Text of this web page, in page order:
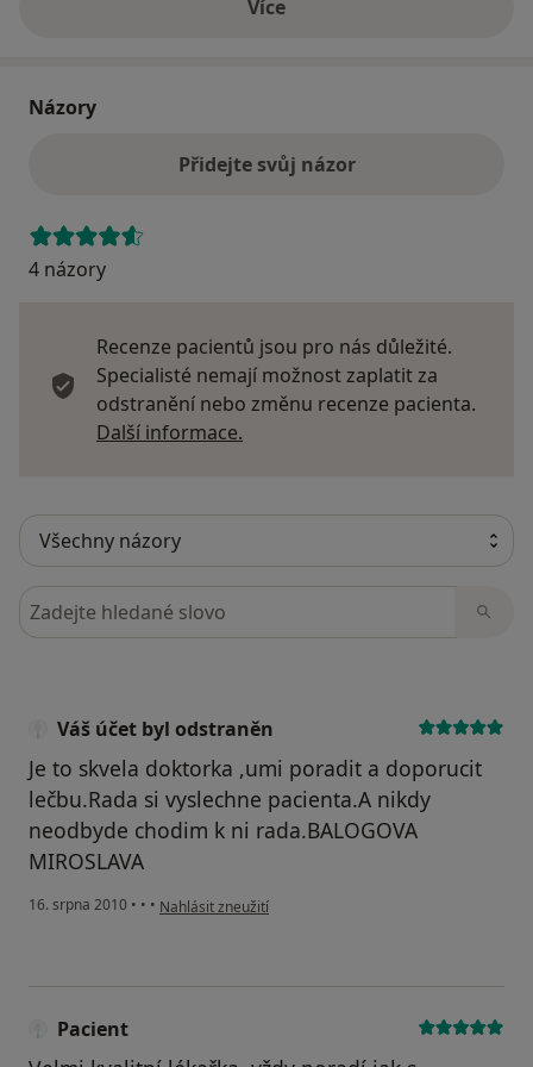
Víceo adrese
Názory
Přidejte svůj názor
4 názory
Recenze pacientů jsou pro nás důležité.
Specialisté nemají možnost zaplatit za
odstranění nebo změnu recenze pacienta.
Další informace.
Hledejte v názorech
Váš účet byl odstraněn
Je to skvela doktorka ,umi poradit a doporucit
lečbu.Rada si vyslechne pacienta.A nikdy
neodbyde chodim k ni rada.BALOGOVA
MIROSLAVA
16. srpna 2010 • • • podle názoru uživatele Váš účet byl odstraněn
Nahlásit zneužití
Pacient